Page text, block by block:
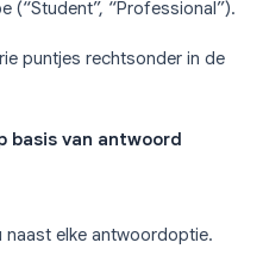
(“Student”, “Professional”).
puntjes rechtsonder in de
basis van antwoord
elke antwoordoptie.